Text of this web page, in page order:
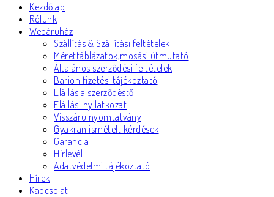
Kezdőlap
Rólunk
Webáruház
Szállítás & Szállítási feltételek
Mérettáblázatok,mosási útmutató
Általános szerződési feltételek
Barion fizetési tájékoztató
Elállás a szerződéstől
Elállási nyilatkozat
Visszáru nyomtatvány
Gyakran ismételt kérdések
Garancia
Hírlevél
Adatvédelmi tájékoztató
Hírek
Kapcsolat